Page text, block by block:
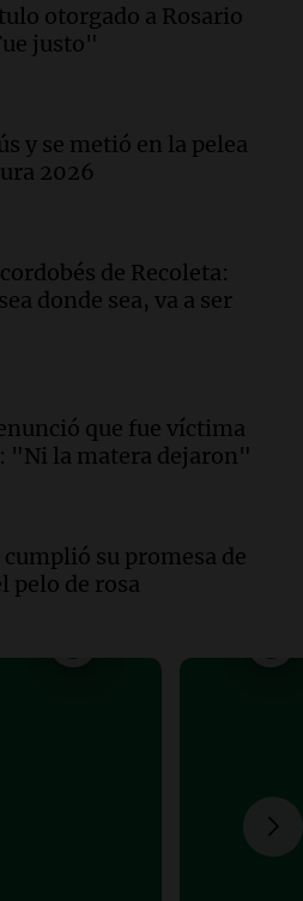
en el microcentro
las víctimas fatales
tránsito en el primer
las víctimas fatales
tránsito en el primer
Bariloche obligan al
el Cerro Catedral y
Renata
a nivel
otorgado a Rosario
justo"
y se metió en la pelea
2026
de Recoleta:
donde sea, va a ser
que fue víctima
"Ni la matera dejaron"
su promesa de
pelo de rosa